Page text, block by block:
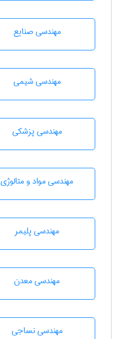
مهندسی صنايع
مهندسي شيمی
مهندسی پزشکی
مهندسی مواد و متالوژی
مهندسی پليمر
مهندسی معدن
مهندسي نساجی